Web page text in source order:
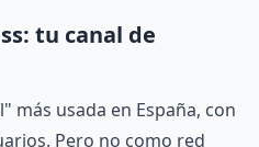
tu canal de
más usada en España, con
Pero no como red